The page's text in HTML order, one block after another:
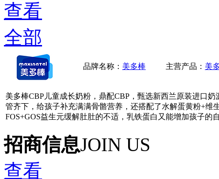
查看
全部
品牌名称： 美多棒 主营产品： 美
美多棒CBP儿童成长奶粉，鼎配CBP，甄选新西兰原装进口
管齐下，给孩子补充满满骨骼营养，还搭配了水解蛋黄粉+
FOS+GOS益生元缓解肚肚的不适，乳铁蛋白又能增加孩子的
招商信息JOIN US
查看